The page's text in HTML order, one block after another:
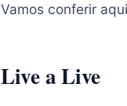
Vamos conferir
Live a Live